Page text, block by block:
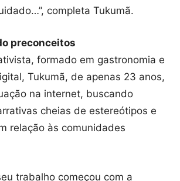
completa Tukumã.
preconceitos
formado em gastronomia e
Tukumã, de apenas 23 anos,
na internet, buscando
cheias de estereótipos e
relação às comunidades
trabalho começou com a